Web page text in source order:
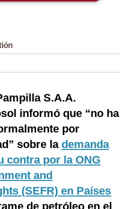
S.A.A.
informó que “no ha
por
sobre la demanda
contra por la ONG
and
(SEFR) en Países
de petróleo en el